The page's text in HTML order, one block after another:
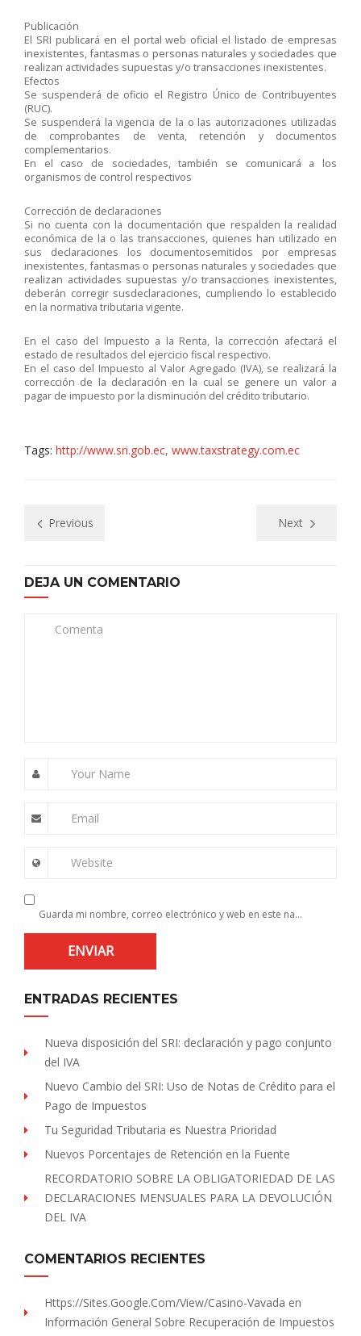
Publicación
El SRI publicará en el portal web oficial el listado de empresas
inexistentes, fantasmas o personas naturales y sociedades que
realizan actividades supuestas y/o transacciones inexistentes.
Efectos
Se suspenderá de oficio el Registro Único de Contribuyentes
(RUC).
Se suspenderá la vigencia de la o las autorizaciones utilizadas
de comprobantes de venta, retención y documentos
complementarios.
En el caso de sociedades, también se comunicará a los
organismos de control respectivos
Corrección de declaraciones
Si no cuenta con la documentación que respalden la realidad
económica de la o las transacciones, quienes han utilizado en
sus declaraciones los documentosemitidos por empresas
inexistentes, fantasmas o personas naturales y sociedades que
realizan actividades supuestas y/o transacciones inexistentes,
deberán corregir susdeclaraciones, cumpliendo lo establecido
en la normativa tributaria vigente.
En el caso del Impuesto a la Renta, la corrección afectará el
estado de resultados del ejercicio fiscal respectivo.
En el caso del Impuesto al Valor Agregado (IVA), se realizará la
corrección de la declaración en la cual se genere un valor a
pagar de impuesto por la disminución del crédito tributario.
Tags: http://www.sri.gob.ec, www.taxstrategy.com.ec
Previous Next
DEJA UN COMENTARIO
Comenta
Your Name
Email
Website
Guarda mi nombre, correo electrónico y web en este navegador para la próxima vez que comente.
ENTRADAS RECIENTES
Nueva disposición del SRI: declaración y pago conjunto
del IVA
Nuevo Cambio del SRI: Uso de Notas de Crédito para el
Pago de Impuestos
Tu Seguridad Tributaria es Nuestra Prioridad
Nuevos Porcentajes de Retención en la Fuente
RECORDATORIO SOBRE LA OBLIGATORIEDAD DE LAS
DECLARACIONES MENSUALES PARA LA DEVOLUCIÓN
DEL IVA
COMENTARIOS RECIENTES
Https://sites.Google.com/view/Casino-Vavada en
Información General Sobre Recuperación de Impuestos